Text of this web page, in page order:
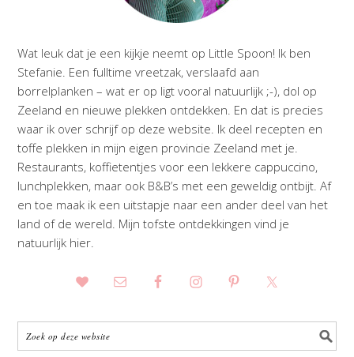
Wat leuk dat je een kijkje neemt op Little Spoon! Ik ben
Stefanie. Een fulltime vreetzak, verslaafd aan
borrelplanken – wat er op ligt vooral natuurlijk ;-), dol op
Zeeland en nieuwe plekken ontdekken. En dat is precies
waar ik over schrijf op deze website. Ik deel recepten en
toffe plekken in mijn eigen provincie Zeeland met je.
Restaurants, koffietentjes voor een lekkere cappuccino,
lunchplekken, maar ook B&B’s met een geweldig ontbijt. Af
en toe maak ik een uitstapje naar een ander deel van het
land of de wereld. Mijn tofste ontdekkingen vind je
natuurlijk hier.